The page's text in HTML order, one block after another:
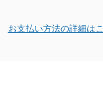
お支払い方法の詳細は